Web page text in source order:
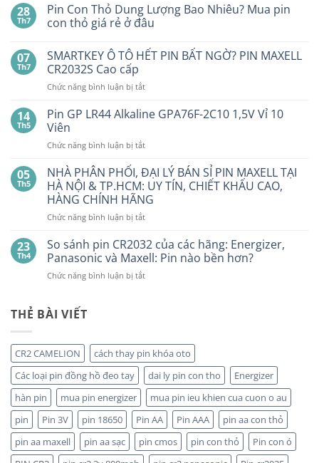
28
Th7
Pin Con Thỏ Dung Lượng Bao Nhiêu? Mua pin
con thỏ giá rẻ ở đâu
bình
luận
ở
Pin
Con
Dung
Lượng
Bao
Mua
con
thỏ
giá
rẻ
ở
đâu
07
Th7
SMARTKEY Ô TÔ HẾT PIN BẤT NGỜ? PIN MAXELL
CR2032S Cao cấp
Chức năng bình luận bị tắtở
Ô
PIN
NGỜ?
PIN
MAXELL
CR2032S Cao
cấp
14
Th5
Pin GP LR44 Alkaline GPA76F-2C10 1,5V Vỉ 10
Viên
Chức năng bình luận bị tắtở
GP
LR44
Alkaline
GPA76F-
2C10
Vỉ
10
Viên
05
Th5
NHÀ PHÂN PHỐI, ĐẠI LÝ BÁN SỈ PIN MAXELL TẠI
HÀ NỘI & TP.HCM: UY TÍN, CHIẾT KHẤU CAO,
HÀNG CHÍNH HÃNG
Chức năng bình luận bị tắtở
PHÂN
PHỐI,
ĐẠI
LÝ
HÀ
NỘI
&
TP.HCM:
UY
TÍN,
CHIẾT
KHẤU
CAO,
HÀNG
23
Th4
So sánh pin CR2032 của các hãng: Energizer,
Panasonic và Maxell: Pin nào bền hơn?
Chức năng bình luận bị tắtở
các
hãng:
Energizer,
Panasonic
và
Maxell:
Pin
nào
bền
hơn?
THẺ BÀI VIẾT
CR2 CAMELION
cách thay pin khóa oto
Các loại pin đồng hồ đeo tay
dai ly pin con tho
Energizer
hàn pin
mua pin energizer
mua pin ieu khien cua cuon o au
pin
Pin 3V pin 18650 Pin AA Pin AAA
pin aa con thỏ
pin aa maxell
pin aa sạc pin cmos pin con thỏ
Pin con ó